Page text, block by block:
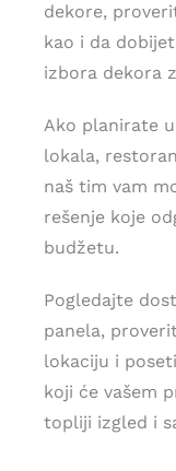
dekore,
kao i da
izbora dekora
Ako planirate
lokala,
naš tim vam
rešenje koje
budžetu.
Pogledajte
panela,
lokaciju i
koji će vašem
topliji izgled i